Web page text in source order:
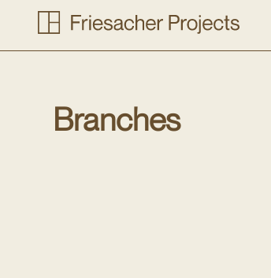
Branches